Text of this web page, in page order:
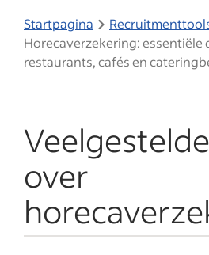
Startpagina
Horecaverzekering:
restaurants, cafés en
over